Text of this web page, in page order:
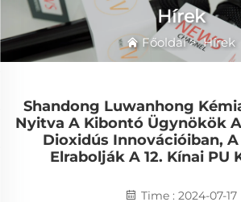
Hírek
Főoldal>Hírek
Shandong Luwanhong
Nyitva A Kibontó Ügynökök
Dioxidús Innovációiban,
Elrabolják A 12. Kínai PU
Time : 2024-07-17